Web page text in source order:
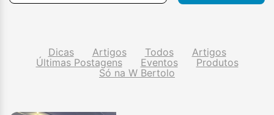
Dicas Artigos Todos
Artigos
Últimas Postagens
Eventos
Produtos
Só na W Bertolo